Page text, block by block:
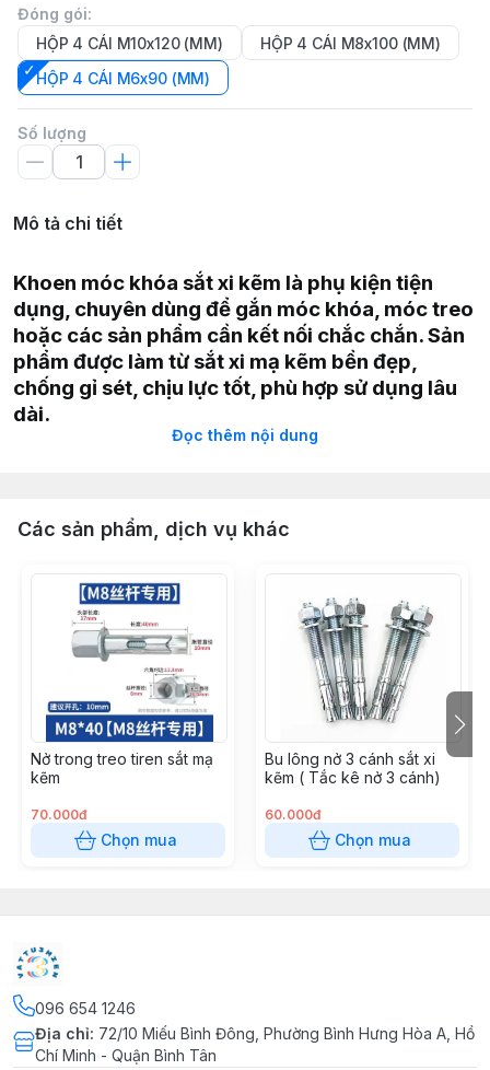
Đóng gói:
HỘP 4 CÁI M10x120 (MM)
HỘP 4 CÁI M8x100 (MM)
HỘP 4 CÁI M6x90 (MM)
Số lượng
Mô tả chi tiết
Khoen móc khóa sắt xi kẽm là phụ kiện tiện
dụng, chuyên dùng để gắn móc khóa, móc treo
hoặc các sản phẩm cần kết nối chắc chắn. Sản
phẩm được làm từ sắt xi mạ kẽm bền đẹp,
chống gỉ sét, chịu lực tốt, phù hợp sử dụng lâu
dài.
dây…
Ưu điểm: Bền, sáng bóng, chịu lực tốt, không gỉ sét
khi dùng trong môi trường bình thường.
Kích thước: Đa dạng, phù hợp nhiều nhu cầu sử dụng.
Lợi ích khi sử dụng
Giúp gắn móc khóa nhanh chóng, chắc chắn.
Đảm bảo độ bền và tính thẩm mỹ cao.
Thích hợp cho thợ thủ công, tiệm khóa hoặc sử dụng
gia đình.
Đọc thêm nội dung
Các sản phẩm, dịch vụ khác
Nở trong treo tiren sắt mạ
kẽm
70.000đ
Chọn mua
Bu lông nở 3 cánh sắt xi
kẽm ( Tắc kê nở 3 cánh)
60.000đ
Chọn mua
096 654 1246
Địa chỉ: 72/10 Miếu Bình Đông, Phường Bình Hưng Hòa A, Hồ
Chí Minh - Quận Bình Tân